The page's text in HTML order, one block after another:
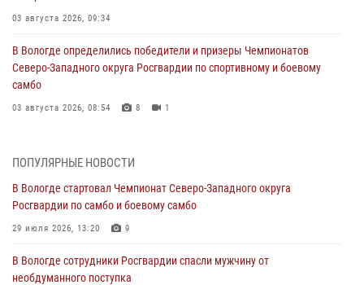
03 августа 2026, 09:34
В Вологде определились победители и призеры Чемпионатов
Северо-Западного округа Росгвардии по спортивному и боевому
самбо
03 августа 2026, 08:54 8 1
ОХРАНЫ РОСГВАРДИИ В ВОЛОГОДСКОЙ ОБЛАСТИ ЗАДЕРЖАНО 23
02 августа 2026, 10:37
Росгвардейцы в г. Соколе задержали несовершеннолетнего
31 июля 2026, 06:43
ПОПУЛЯРНЫЕ НОВОСТИ
В Вологде стартовал Чемпионат Северо-Западного округа
Росгвардии по самбо и боевому самбо
29 июля 2026, 13:20 9
В Вологде сотрудники Росгвардии спасли мужчину от
необдуманного поступка